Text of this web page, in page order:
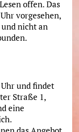
offen. Das
vorgesehen,
nicht an
und findet
Straße 1,
eine